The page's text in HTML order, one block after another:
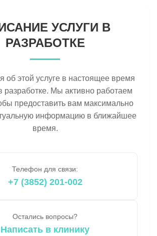
УСЛУГИ В
РАЗРАБОТКЕ
об этой услуге в настоящее время
разработке. Мы активно работаем
предоставить вам максимально
информацию в ближайшее
время.
Телефон для связи:
+7 (3852) 201-002
Остались вопросы?
Написать в клинику